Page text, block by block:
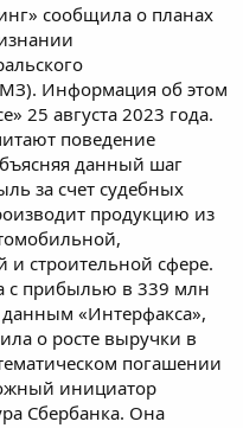
сообщила о планах
Информация об этом
25 августа 2023 года.
поведение
данный шаг
за счет судебных
продукцию из
и строительной сфере.
с прибылью в 339 млн
«Интерфакса»,
о росте выручки в
погашении
инициатор
Сбербанка. Она